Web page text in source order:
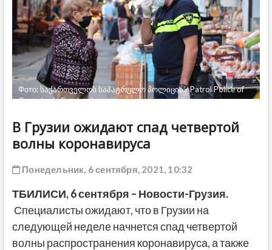
Фото: საქართველოს საპატრულო პოლიცია / Patrol Police of
Georgia via Facebook
В Грузии ожидают спад четвертой
волны коронавируса
Понедельник, 6 сентября, 2021, 10:32
ТБИЛИСИ,6 сентября – Новости-Грузия.
Специалисты ожидают, что в Грузии на
следующей неделе начнется спад четвертой
волны распространения коронавируса, а также